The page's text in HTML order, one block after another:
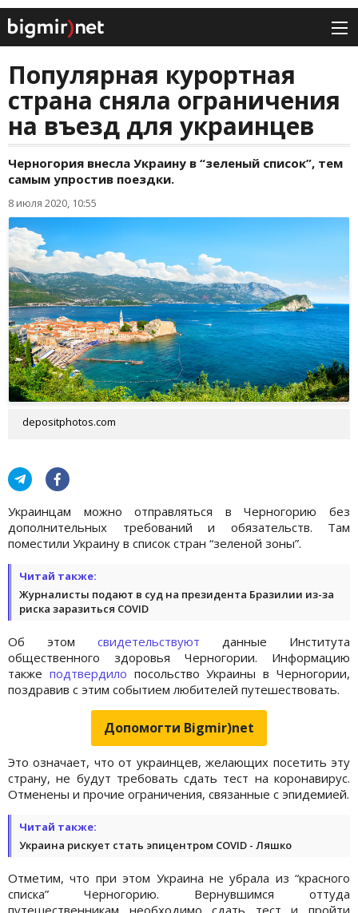
Популярная курортная
страна сняла ограничения
на въезд для украинцев
Черногория внесла Украину в “зеленый список”, тем
самым упростив поездки.
8 июля 2020, 10:55
depositphotos.com
Украинцам можно отправляться в Черногорию без
дополнительных требований и обязательств. Там
поместили Украину в список стран “зеленой зоны”.
Читай также:
Журналисты подают в суд на президента Бразилии из-за
риска заразиться COVID
Об этом свидетельствуют данные Института
общественного здоровья Черногории. Информацию
также подтвердило посольство Украины в Черногории,
поздравив с этим событием любителей путешествовать.
Допомогти Bigmir)net
Это означает, что от украинцев, желающих посетить эту
страну, не будут требовать сдать тест на коронавирус.
Отменены и прочие ограничения, связанные с эпидемией.
Читай также:
Украина рискует стать эпицентром COVID - Ляшко
Отметим, что при этом Украина не убрала из “красного
списка” Черногорию. Вернувшимся оттуда
путешественникам необходимо сдать тест и пройти